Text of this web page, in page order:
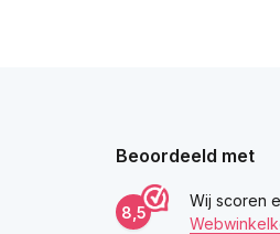
Beoordeeld met
8,5
Wij scoren